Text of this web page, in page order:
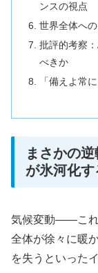
ンスの視点
世界全体へ
批評的考察
べきか
「備えよ常
まさかの
が氷河化
気候変動――これ
全体が徐々に暖
を失うといった